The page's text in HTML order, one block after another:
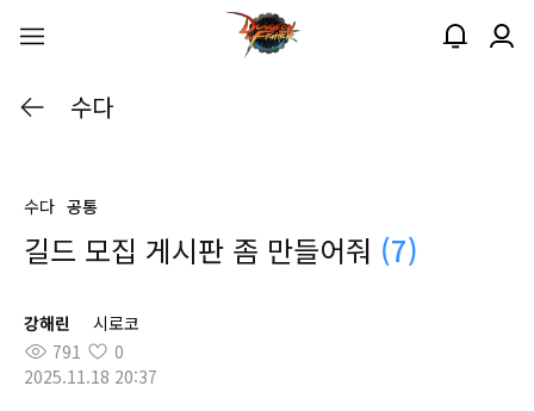
수다
수다 공통
길드 모집 게시판 좀 만들어줘 (7)
강해린
시로코
791
0
2025.11.18 20:37